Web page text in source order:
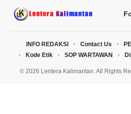
© 2026 Lentera Kalimantan. All Rights
INFO REDAKSI Contact Us
Kode Etik
SOP WARTAWAN